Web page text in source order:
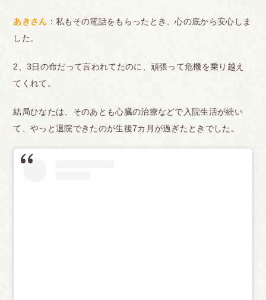
あきさん ：私もその電話をもらったとき、心の底から安心しま
した。
2、3日の命だって言われてたのに、頑張って危機を乗り越え
てくれて。
結局ひなたは、そのあとも心臓の治療などで入院生活が続い
て、やっと退院できたのが生後7カ月が過ぎたときでした。